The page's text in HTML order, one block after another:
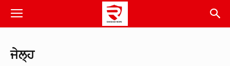
ਜੇਲ੍ਹ